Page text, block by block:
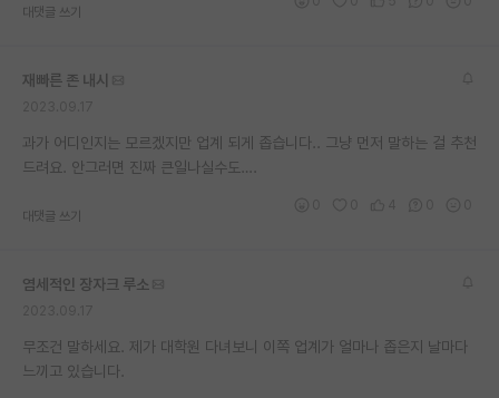
대댓글 쓰기
재빠른 존 내시
과가 어디인지는 모르겠지만 업계 되게 좁습니다.. 그냥 먼저 말하는 걸 추천
드려요. 안그러면 진짜 큰일나실수도….
대댓글 쓰기
염세적인 장자크 루소
무조건 말하세요. 제가 대학원 다녀보니 이쪽 업계가 얼마나 좁은지 날마다
느끼고 있습니다.